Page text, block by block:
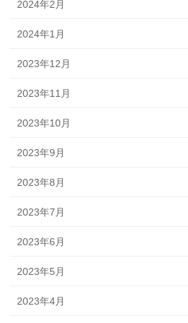
2024年2月
2024年1月
2023年12月
2023年11月
2023年10月
2023年9月
2023年8月
2023年7月
2023年6月
2023年5月
2023年4月